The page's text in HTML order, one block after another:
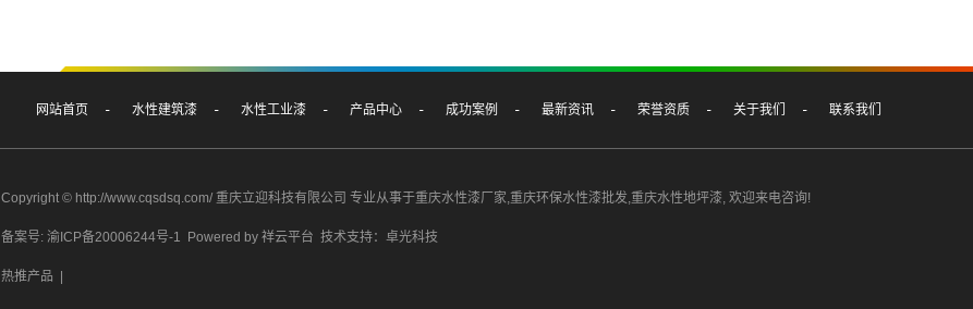
网站首页 水性建筑漆 水性工业漆 产品中心 成功案例 最新资讯 荣誉资质 关于我们 联系我们
Copyright © http://www.cqsdsq.com/ 重庆立迎科技有限公司 专业从事于重庆水性漆厂家,重庆环保水性漆批发,重庆水性地坪漆, 欢迎来电咨询!
备案号: 渝ICP备20006244号-1 Powered by 祥云平台 技术支持： 卓光科技
热推产品